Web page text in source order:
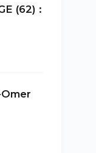
(62) :